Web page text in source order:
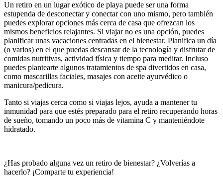
Un retiro en un lugar exótico de playa puede ser una forma
estupenda de desconectar y conectar con uno mismo, pero también
puedes explorar opciones más cerca de casa que ofrezcan los
mismos beneficios relajantes. Si viajar no es una opción, puedes
planificar unas vacaciones centradas en el bienestar. Planifica un día
(o varios) en el que puedas descansar de la tecnología y disfrutar de
comidas nutritivas, actividad física y tiempo para meditar. Incluso
puedes plantearte algunos tratamientos de spa divertidos en casa,
como mascarillas faciales, masajes con aceite ayurvédico o
manicura/pedicura.
Tanto si viajas cerca como si viajas lejos, ayuda a mantener tu
inmunidad para que estés preparado para el retiro recuperando horas
de sueño, tomando un poco más de vitamina C y manteniéndote
hidratado.
¿Has probado alguna vez un retiro de bienestar? ¿Volverías a
hacerlo? ¡Comparte tu experiencia!